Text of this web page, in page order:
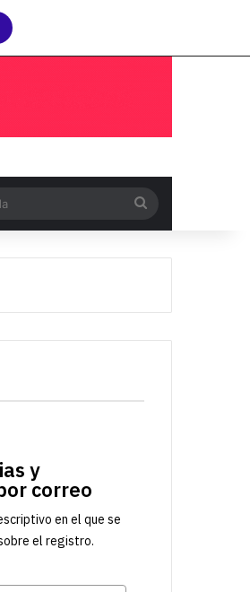
y
correo
en el que se
el registro.